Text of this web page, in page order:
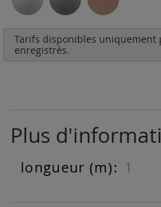
Tarifs disponibles uniquement
enregistrés.
Plus
Plus
d'informations
1